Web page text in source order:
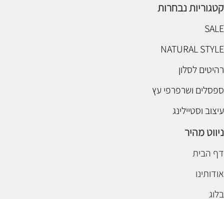
קטגוריות נבחרות
SALE
NATURAL STYLE
רהיטים לסלון
ספסלים ושרפרפי עץ
עיצוב וסטיילינג
ניווט מהיר
דף הבית
אודותינו
בלוג